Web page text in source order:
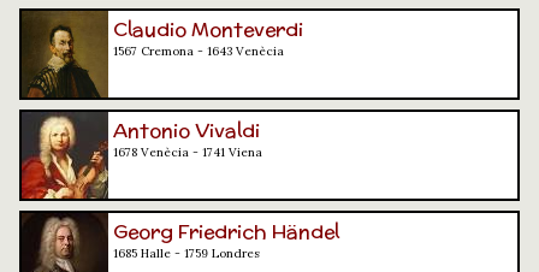
Claudio Monteverdi
1567 Cremona - 1643 Venècia
Antonio Vivaldi
1678 Venècia - 1741 Viena
Georg Friedrich Händel
1685 Halle - 1759 Londres